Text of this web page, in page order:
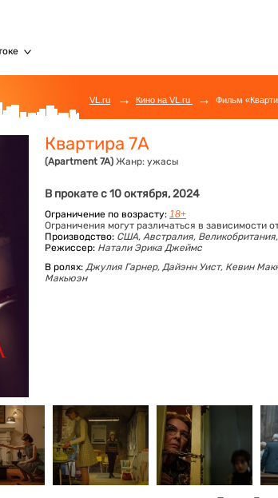
VL.ru → Кино на VL.ru → Фильм
Квартира 7А
(Apartment 7A) Жанр: ужасы
В прокате с 10 октября, 2024
Ограничение по возрасту: 18+
Ограничения могут различаться в зависимости
Производство: США, Австралия,
Режиссер: Натали Эрика Джеймс
В ролях: Джулия Гарнер, Дайэнн Уист, Кевин
Макьюэн